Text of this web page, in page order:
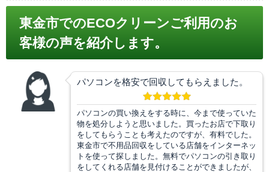
東金市でのECOクリーンご利用のお
客様の声を紹介します。
パソコンを格安で回収してもらえました。
パソコンの買い換えをする時に、今まで使っていた
物を処分しようと思いました。買ったお店で下取り
をしてもらうことも考えたのですが、有料でした。
東金市で不用品回収をしている店舗をインターネッ
トを使って探しました。無料でパソコンの引き取り
をしてくれる店舗を見付けることができましたが、